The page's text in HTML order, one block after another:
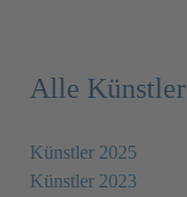
Alle Künstler
Künstler 2025
Künstler 2023